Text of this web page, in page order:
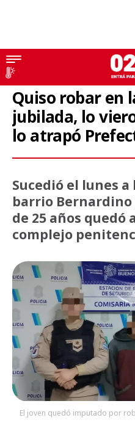
Robo
Quiso robar en
jubilada, lo
lo atrapó
Sucedió el lunes
barrio Bernardino
de 25 años quedó
complejo
El joven quedó imputado por